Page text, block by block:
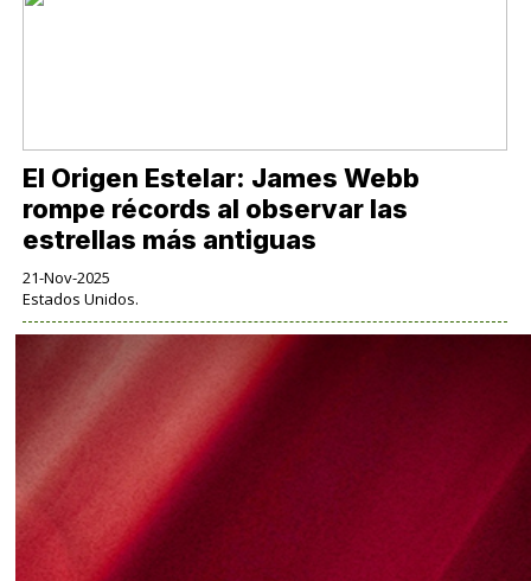
El Origen Estelar: James Webb
rompe récords al observar las
estrellas más antiguas
21-Nov-2025
Estados Unidos.